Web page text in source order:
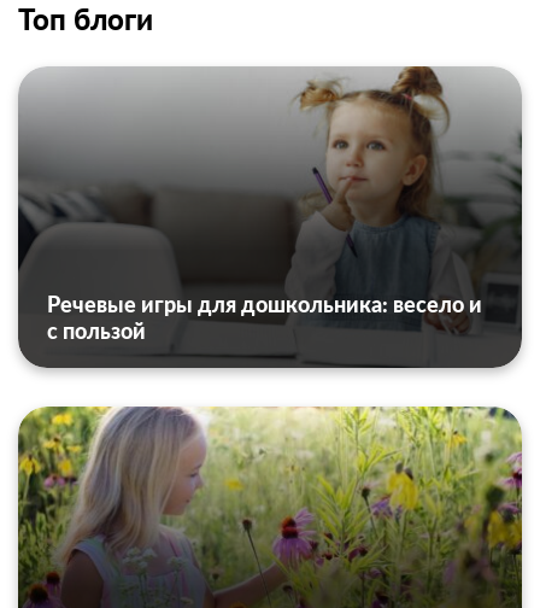
Топ блоги
Речевые игры для дошкольника: весело и
с пользой